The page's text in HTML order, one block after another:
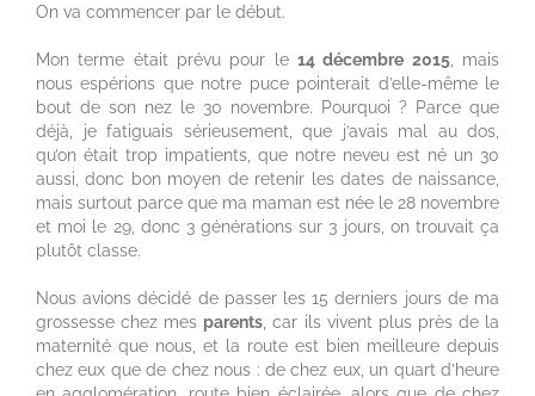
On va commencer par le début.
Mon terme était prévu pour le 14 décembre 2015, mais
nous espérions que notre puce pointerait d’elle-même le
bout de son nez le 30 novembre. Pourquoi ? Parce que
déjà, je fatiguais sérieusement, que j’avais mal au dos,
qu’on était trop impatients, que notre neveu est né un 30
aussi, donc bon moyen de retenir les dates de naissance,
mais surtout parce que ma maman est née le 28 novembre
et moi le 29, donc 3 générations sur 3 jours, on trouvait ça
plutôt classe.
Nous avions décidé de passer les 15 derniers jours de ma
grossesse chez mes parents, car ils vivent plus près de la
maternité que nous, et la route est bien meilleure depuis
chez eux que de chez nous : de chez eux, un quart d’heure